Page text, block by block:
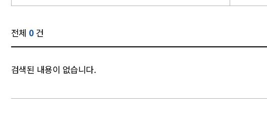
전체 0건
검색된 내용이 없습니다.